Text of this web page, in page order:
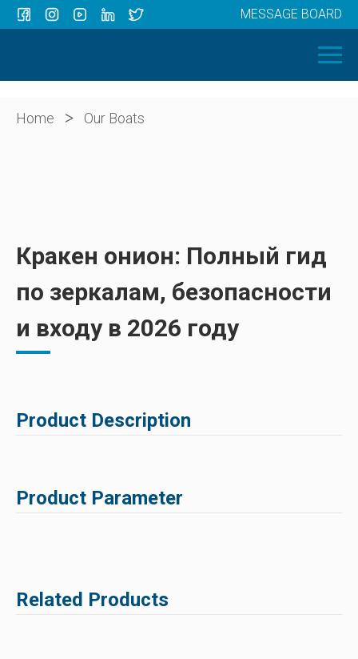
OUR BOATS
ABOUT US
MESSAGE BOARD
Home > Our Boats
Кракен онион: Полный гид
по зеркалам, безопасности
и входу в 2026 году
Product Description
Product Parameter
Related Products